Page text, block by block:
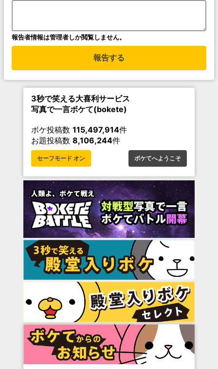
報告者情報は管理者しか閲覧しません。
報告する
3秒で笑える大喜利サービス
写真で一言ボケて(bokete)
ボケ投稿数 115,497,914件
お題投稿数 8,106,244件
セーフモード オン ボケてへようこそ